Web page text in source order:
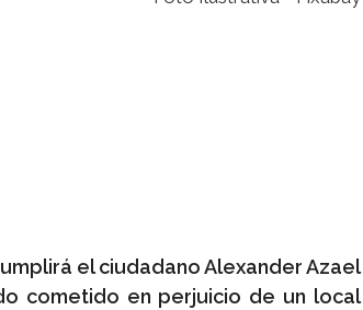
el ciudadano Alexander Azael
cometido en perjuicio de un local